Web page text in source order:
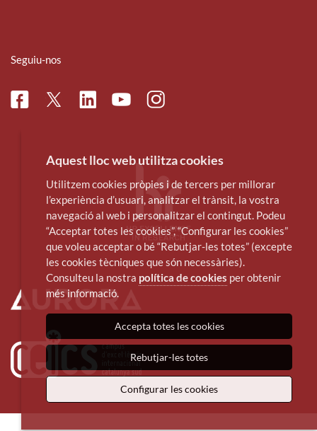
Seguiu-nos
FacebookTwitterLinkedinYoutubeInstagram
Aquest lloc web utilitza cookies
Utilitzem cookies pròpies i de tercers per millorar
l’experiència d’usuari, analitzar el trànsit, la vostra
navegació al web i personalitzar el contingut. Podeu
“Acceptar totes les cookies”, “Configurar les cookies”
que voleu acceptar o bé “Rebutjar-les totes” (excepte
les cookies tècniques que són necessàries).
Consulteu la nostra política de cookies per obtenir
més informació.
Accepta totes les cookies
Rebutjar-les totes
Configurar les cookies